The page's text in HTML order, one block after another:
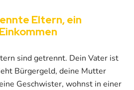
Eltern, ein
sind getrennt. Dein Vater ist
Bürgergeld, deine Mutter
Geschwister, wohnst in einer